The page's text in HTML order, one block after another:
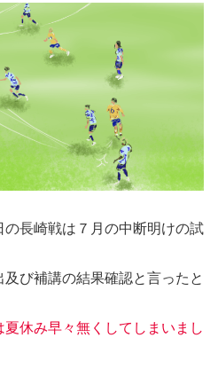
長崎戦は７月の中断明けの試
び補講の結果確認と言ったと
夏休み早々無くしてしまいまし